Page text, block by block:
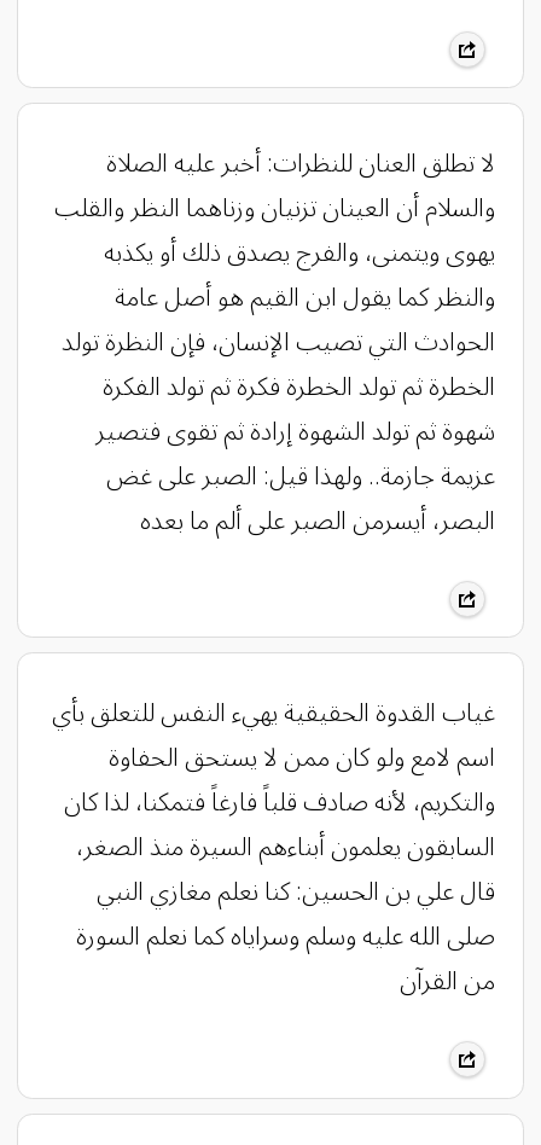
لا تطلق العنان للنظرات: أخبر عليه الصلاة
والسلام أن العينان تزنيان وزناهما النظر والقلب
يهوى ويتمنى، والفرج يصدق ذلك أو يكذبه
والنظر كما يقول ابن القيم هو أصل عامة
الحوادث التي تصيب الإنسان، فإن النظرة تولد
الخطرة ثم تولد الخطرة فكرة ثم تولد الفكرة
شهوة ثم تولد الشهوة إرادة ثم تقوى فتصير
عزيمة جازمة.. ولهذا قيل: الصبر على غض
البصر، أيسرمن الصبر على ألم ما بعده
غياب القدوة الحقيقية يهيء النفس للتعلق بأي
اسم لامع ولو كان ممن لا يستحق الحفاوة
والتكريم، لأنه صادف قلباً فارغاً فتمكنا، لذا كان
السابقون يعلمون أبناءهم السيرة منذ الصغر،
قال علي بن الحسين: كنا نعلم مغازي النبي
صلى الله عليه وسلم وسراياه كما نعلم السورة
من القرآن